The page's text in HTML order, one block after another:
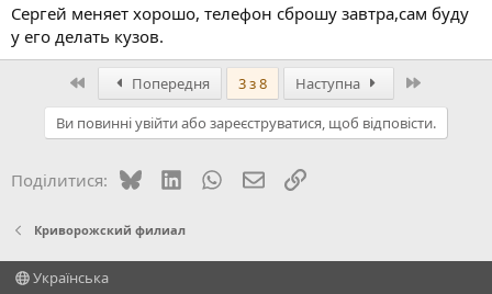
Сергей меняет хорошо, телефон сброшу завтра,сам буду
у его делать кузов.
ПершийПопередня 3 з 8 Наступна
Ви повинні увійти або зареєструватися, щоб відповісти.
Поділитися: BlueskyLinkedInWhatsApp
E-mailПосилання
Криворожский филиал
Українська